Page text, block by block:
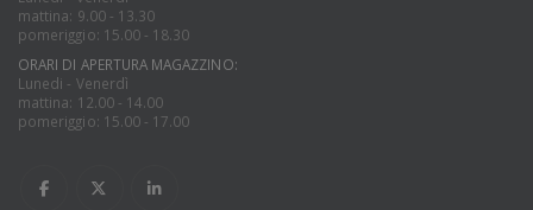
mattina: 9.00 - 13.30
pomeriggio: 15.00 - 18.30
ORARI DI APERTURA MAGAZZINO:
Lunedi - Venerdì
mattina: 12.00 - 14.00
pomeriggio: 15.00 - 17.00